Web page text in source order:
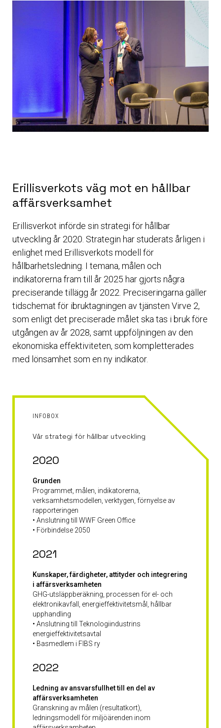
Erillisverkots väg mot en hållbar
affärsverksamhet
Erillisverkot införde sin strategi för hållbar
utveckling år 2020. Strategin har studerats årligen i
enlighet med Erillisverkots modell för
hållbarhetsledning. I temana, målen och
indikatorerna fram till år 2025 har gjorts några
preciserande tillägg år 2022. Preciseringarna gäller
tidschemat för ibruktagningen av tjänsten Virve 2,
som enligt det preciserade målet ska tas i bruk före
utgången av år 2028, samt uppföljningen av den
ekonomiska effektiviteten, som kompletterades
med lönsamhet som en ny indikator.
INFOBOX
Vår strategi för hållbar utveckling
2020
Grunden
Programmet, målen, indikatorerna,
verksamhetsmodellen, verktygen, förnyelse av
rapporteringen
• Anslutning till WWF Green Office
• Förbindelse 2050
2021
Kunskaper, färdigheter, attityder och integrering
i affärsverksamheten
GHG-utsläppberäkning, processen för el- och
elektronikavfall, energieffektivitetsmål, hållbar
upphandling
• Anslutning till Teknologiindustrins
energieffektivitetsavtal
• Basmedlem i FIBS ry
2022
Ledning av ansvarsfullhet till en del av
affärsverksamheten
Granskning av målen (resultatkort),
ledningsmodell för miljöärenden inom